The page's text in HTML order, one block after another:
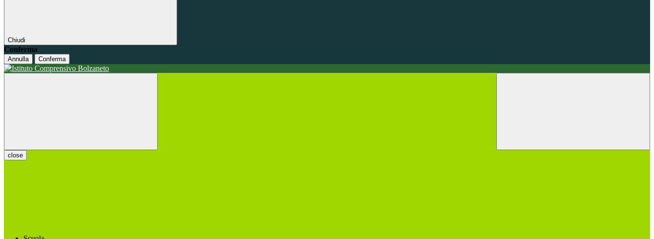
Chiudi
Conferma
Annulla Conferma
close